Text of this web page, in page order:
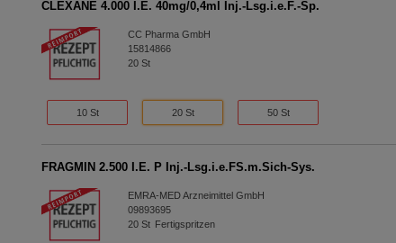
CLEXANE 4.000 I.E. 40mg/0,4ml Inj.-Lsg.i.e.F.-Sp.
CC Pharma GmbH
15814866
20St
10 St 20 St 50 St
FRAGMIN 2.500 I.E. P Inj.-Lsg.i.e.FS.m.Sich-Sys.
EMRA-MED Arzneimittel GmbH
09893695
20St Fertigspritzen